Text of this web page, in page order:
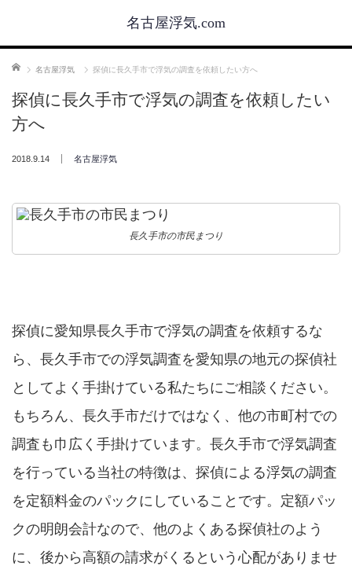
名古屋浮気.com
ホーム 名古屋浮気 探偵に長久手市で浮気の調査を依頼したい方へ
探偵に長久手市で浮気の調査を依頼したい
方へ
2018.9.14 名古屋浮気
長久手市の市民まつり
探偵に愛知県長久手市で浮気の調査を依頼するな
ら、長久手市での浮気調査を愛知県の地元の探偵社
としてよく手掛けている私たちにご相談ください。
もちろん、長久手市だけではなく、他の市町村での
調査も巾広く手掛けています。長久手市で浮気調査
を行っている当社の特徴は、探偵による浮気の調査
を定額料金のパックにしていることです。定額パッ
クの明朗会計なので、他のよくある探偵社のよう
に、後から高額の請求がくるという心配がありませ